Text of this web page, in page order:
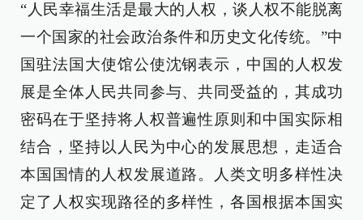
“人民幸福生活是最大的人权，谈人权不能脱离
一个国家的社会政治条件和历史文化传统。”中
国驻法国大使馆公使沈钢表示，中国的人权发
展是全体人民共同参与、共同受益的，其成功
密码在于坚持将人权普遍性原则和中国实际相
结合，坚持以人民为中心的发展思想，走适合
本国国情的人权发展道路。人类文明多样性决
定了人权实现路径的多样性，各国根据本国实